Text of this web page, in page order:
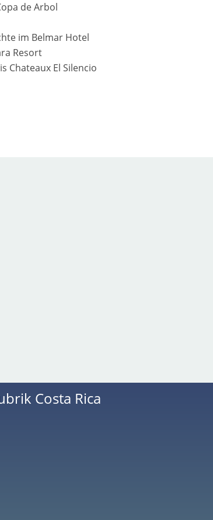
de Arbol
im Belmar Hotel
Resort
Chateaux El Silencio
Costa Rica